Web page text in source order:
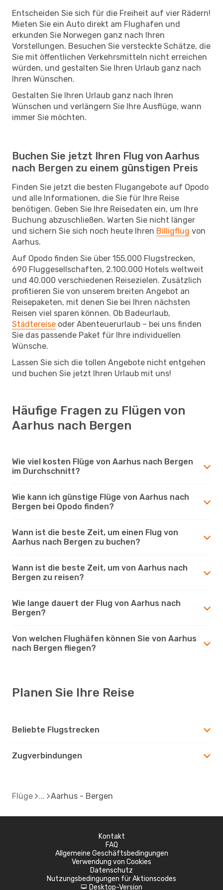
Entscheiden Sie sich für die Freiheit auf vier Rädern!
Mieten Sie ein Auto direkt am Flughafen und
erkunden Sie Norwegen ganz nach Ihren
Vorstellungen. Besuchen Sie versteckte Schätze, die
Sie mit öffentlichen Verkehrsmitteln nicht erreichen
würden, und gestalten Sie Ihren Urlaub ganz nach
Ihren Wünschen.
Gestalten Sie Ihren Urlaub ganz nach Ihren
Wünschen und verlängern Sie Ihre Ausflüge, wann
immer Sie möchten.
Buchen Sie jetzt Ihren Flug von Aarhus
nach Bergen zu einem günstigen Preis
Finden Sie jetzt die besten Flugangebote auf Opodo
und alle Informationen, die Sie für Ihre Reise
benötigen. Geben Sie Ihre Reisedaten ein, um Ihre
Buchung abzuschließen. Warten Sie nicht länger
und sichern Sie sich noch heute Ihren Billigflug von
Aarhus.
Auf Opodo finden Sie über 155.000 Flugstrecken,
690 Fluggesellschaften, 2.100.000 Hotels weltweit
und 40.000 verschiedenen Reisezielen. Zusätzlich
profitieren Sie von unserem breiten Angebot an
Reisepaketen, mit denen Sie bei Ihren nächsten
Reisen viel sparen können. Ob Badeurlaub,
Städtereise oder Abenteuerurlaub – bei uns finden
Sie das passende Paket für Ihre individuellen
Wünsche.
Lassen Sie sich die tollen Angebote nicht entgehen
und buchen Sie jetzt Ihren Urlaub mit uns!
Häufige Fragen zu Flügen von
Aarhus nach Bergen
Wie viel kosten Flüge von Aarhus nach Bergen
im Durchschnitt?
Wie kann ich günstige Flüge von Aarhus nach
Bergen bei Opodo finden?
Wann ist die beste Zeit, um einen Flug von
Aarhus nach Bergen zu buchen?
Wann ist die beste Zeit, um von Aarhus nach
Bergen zu reisen?
Wie lange dauert der Flug von Aarhus nach
Bergen?
Von welchen Flughäfen können Sie von Aarhus
nach Bergen fliegen?
Planen Sie Ihre Reise
Beliebte Flugstrecken
Zugverbindungen
Flüge Aarhus - Bergen
Kontakt
FAQ
Allgemeine Geschäftsbedingungen
Verwendung von Cookies
Datenschutz
Nutzungsbedingungen für Aktionscodes
d Desktop-Version